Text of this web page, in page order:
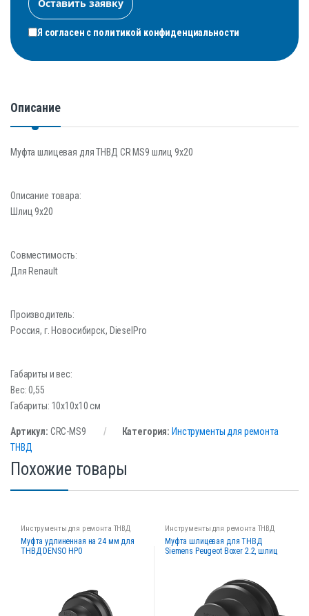
Я согласен с политикой конфиденциальности
Описание
Муфта шлицевая для ТНВД CR MS9 шлиц 9х20
Описание товара:
Шлиц 9х20
Совместимость:
Для Renault
Производитель:
Россия, г. Новосибирск, DieselPro
Габариты и вес:
Вес: 0,55
Габариты: 10x10x10 см
Артикул: CRC-MS9 Категория: Инструменты для ремонта
ТНВД
Похожие товары
Инструменты для ремонта ТНВД
Муфта удлиненная на 24 мм для
ТНВД DENSO HP0
Инструменты для ремонта ТНВД
Муфта шлицевая для ТНВД
Siemens Peugeot Boxer 2.2, шлиц